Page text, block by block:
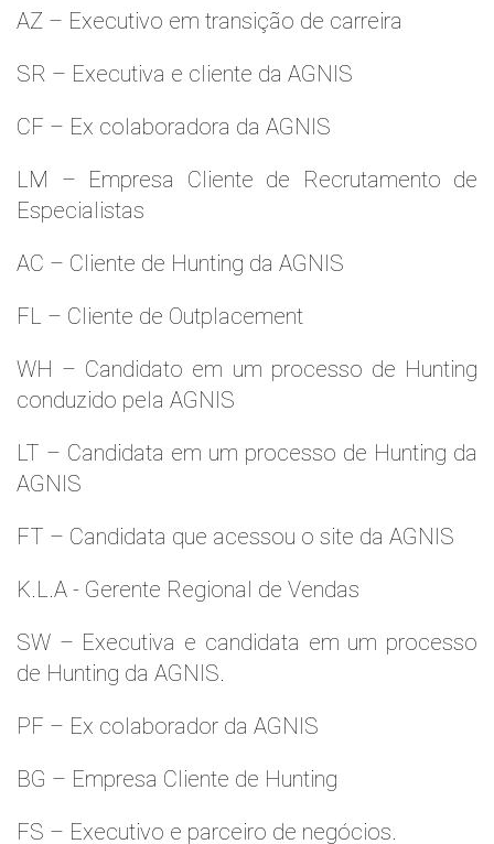
AZ – Executivo em transição de carreira
SR – Executiva e cliente da AGNIS
CF – Ex colaboradora da AGNIS
LM – Empresa Cliente de Recrutamento de
Especialistas
AC – Cliente de Hunting da AGNIS
FL – Cliente de Outplacement
WH – Candidato em um processo de Hunting
conduzido pela AGNIS
LT – Candidata em um processo de Hunting da
AGNIS
FT – Candidata que acessou o site da AGNIS
K.L.A - Gerente Regional de Vendas
SW – Executiva e candidata em um processo
de Hunting da AGNIS.
PF – Ex colaborador da AGNIS
BG – Empresa Cliente de Hunting
FS – Executivo e parceiro de negócios.